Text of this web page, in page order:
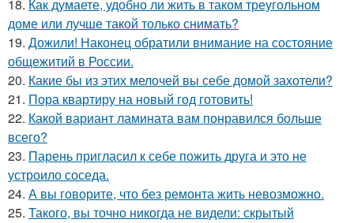
18. Как думаете, удобно ли жить в таком треугольном
доме или лучше такой только снимать?
19. Дожили! Наконец обратили внимание на состояние
общежитий в России.
20. Какие бы из этих мелочей вы себе домой захотели?
21. Пора квартиру на новый год готовить!
22. Какой вариант ламината вам понравился больше
всего?
23. Парень пригласил к себе пожить друга и это не
устроило соседа.
24. А вы говорите, что без ремонта жить невозможно.
25. Такого, вы точно никогда не видели: скрытый